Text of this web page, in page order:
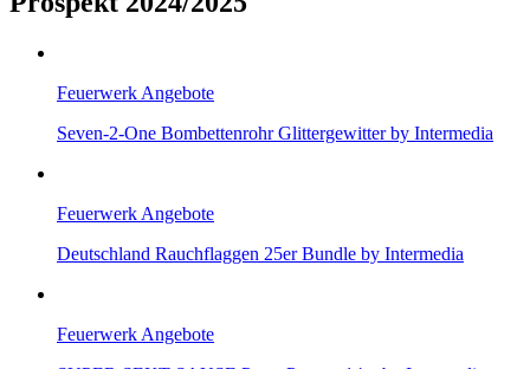
Feuerwerk Angebote
Seven-2-One Bombettenrohr Glittergewitter by Intermedia
Feuerwerk Angebote
Deutschland Rauchflaggen 25er Bundle by Intermedia
Feuerwerk Angebote